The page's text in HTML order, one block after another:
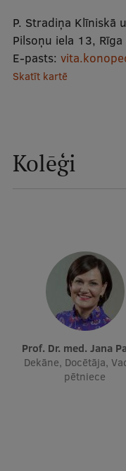
Mobile
galvenā
izvēlne
Studiju iespējas
Doktorantūra
Rezidentūra
Par RSU
Studentu dzīve
Studiju norises
P. Stradiņa Klīniskā
Pilsoņu iela 13, Rīga
E-pasts:
Skatīt kartē
Kolēģi
Prof. Dr. med. Jana
Dekāne, Docētāja,
pētniece